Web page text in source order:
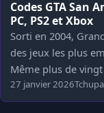
Codes GTA San
PC, PS2 et Xbox
Sorti en 2004,
des jeux les plus
Même plus de
27 janvier 2026Tchupa